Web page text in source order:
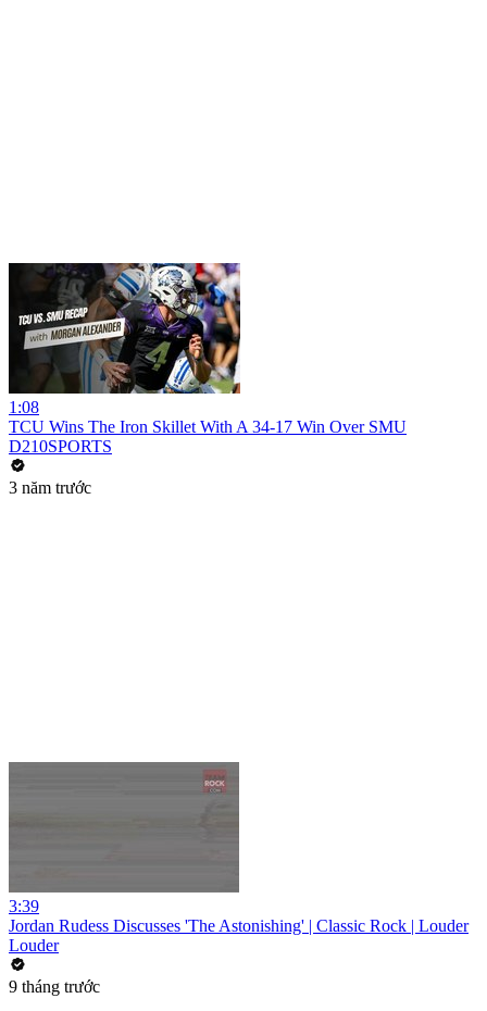
1:08
TCU Wins The Iron Skillet With A 34-17 Win Over SMU
D210SPORTS
3 năm trước
3:39
Jordan Rudess Discusses 'The Astonishing' | Classic Rock | Louder
Louder
9 tháng trước